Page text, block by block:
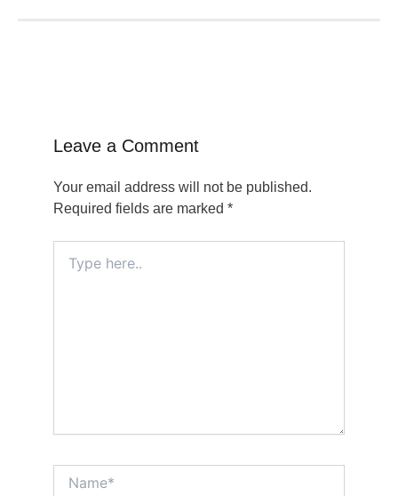
Leave a Comment
Your email address will not be published.
Required fields are marked *
here..